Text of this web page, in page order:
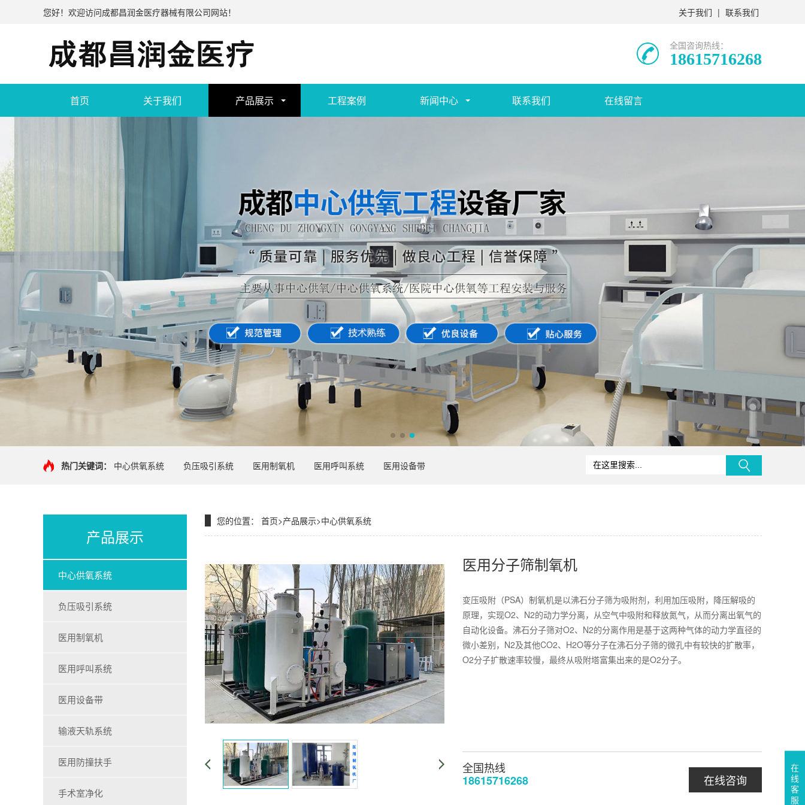
您好！欢迎访问成都昌润金医疗器械有限公司网站！ 关于我们 | 联系我们
全国咨询热线：
18615716268
首页 关于我们 产品展示 工程案例 新闻中心 联系我们 在线留言
热门关键词： 中心供氧系统 负压吸引系统 医用制氧机 医用呼叫系统 医用设备带
产品展示
中心供氧系统
负压吸引系统
医用制氧机
医用呼叫系统
医用设备带
输液天轨系统
医用防撞扶手
手术室净化
您的位置： 首页>产品展示>中心供氧系统
医用分子筛制氧机
变压吸附（PSA）制氧机是以沸石分子筛为吸附剂，利用加压吸附，降压解吸的
原理，实现O2、N2的动力学分离，从空气中吸附和释放氮气，从而分离出氧气的
自动化设备。沸石分子筛对O2、N2的分离作用是基于这两种气体的动力学直径的
微小差别，N2及其他CO2、H2O等分子在沸石分子筛的微孔中有较快的扩散率，
O2分子扩散速率较慢，最终从吸附塔富集出来的是O2分子。
在线咨询
全国热线
18615716268
在
线
客
服